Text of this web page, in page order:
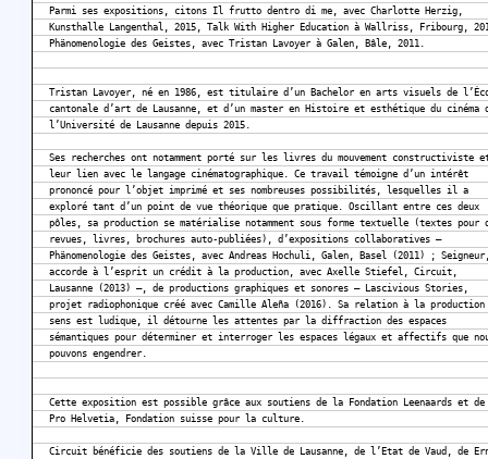
Parmi ses expositions, citons Il frutto dentro di me, avec Charlotte Herzig,
Kunsthalle Langenthal, 2015, Talk With Higher Education à Wallriss, Fribourg,
Phänomenologie des Geistes, avec Tristan Lavoyer à Galen, Bâle, 2011.
Tristan Lavoyer, né en 1986, est titulaire d’un Bachelor en arts visuels de
cantonale d’art de Lausanne, et d’un master en Histoire et esthétique du cinéma
l’Université de Lausanne depuis 2015.
Ses recherches ont notamment porté sur les livres du mouvement constructiviste
leur lien avec le langage cinématographique. Ce travail témoigne d’un intérêt
prononcé pour l’objet imprimé et ses nombreuses possibilités, lesquelles il a
exploré tant d’un point de vue théorique que pratique. Oscillant entre ces deux
pôles, sa production se matérialise notamment sous forme textuelle (textes pour
revues, livres, brochures auto-publiées), d’expositions collaboratives –
Phänomenologie des Geistes, avec Andreas Hochuli, Galen, Basel (2011) ;
accorde à l’esprit un crédit à la production, avec Axelle Stiefel, Circuit,
Lausanne (2013) –, de productions graphiques et sonores – Lascivious Stories,
projet radiophonique créé avec Camille Aleña (2016). Sa relation à la production
sens est ludique, il détourne les attentes par la diffraction des espaces
sémantiques pour déterminer et interroger les espaces légaux et affectifs que
pouvons engendrer.
Cette exposition est possible grâce aux soutiens de la Fondation Leenaards et de
Pro Helvetia, Fondation suisse pour la culture.
Circuit bénéficie des soutiens de la Ville de Lausanne, de l’Etat de Vaud, de